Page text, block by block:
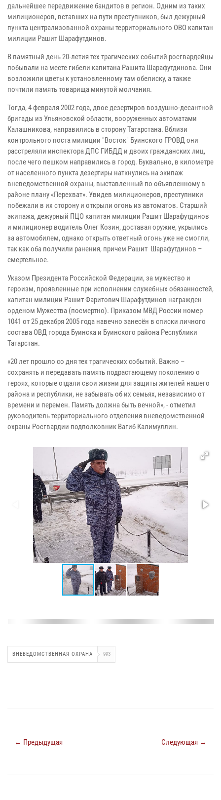
дальнейшее передвижение бандитов в регион. Одним из таких
милиционеров, вставших на пути преступников, был дежурный
пункта централизованной охраны территориального ОВО капитан
милиции Рашит Шарафутдинов.
В памятный день 20-летия тех трагических событий росгвардейцы
побывали на месте гибели капитана Рашита Шарафутдинова. Они
возложили цветы к установленному там обелиску, а также
почтили память товарища минутой молчания.
Тогда, 4 февраля 2002 года, двое дезертиров воздушно-десантной
бригады из Ульяновской области, вооруженных автоматами
Калашникова, направились в сторону Татарстана. Вблизи
контрольного поста милиции "Восток" Буинского ГРОВД они
расстреляли инспектора ДПС ГИБДД и двоих гражданских лиц,
после чего пешком направились в город. Буквально, в километре
от населенного пункта дезертиры наткнулись на экипаж
вневедомственной охраны, выставленный по объявленному в
районе плану «Перехват». Увидев милиционеров, преступники
побежали в их сторону и открыли огонь из автоматов. Старший
экипажа, дежурный ПЦО капитан милиции Рашит Шарафутдинов
и милиционер водитель Олег Козин, доставая оружие, укрылись
за автомобилем, однако открыть ответный огонь уже не смогли,
так как оба получили ранения, причем Рашит Шарафутдинов –
смертельное.
Указом Президента Российской Федерации, за мужество и
героизм, проявленные при исполнении служебных обязанностей,
капитан милиции Рашит Фаритович Шарафутдинов награжден
орденом Мужества (посмертно). Приказом МВД России номер
1041 от 25 декабря 2005 года навечно занесён в списки личного
состава ОВД города Буинска и Буинского района Республики
Татарстан.
«20 лет прошло со дня тех трагических событий. Важно –
сохранять и передавать память подрастающему поколению о
героях, которые отдали свои жизни для защиты жителей нашего
района и республики, не забывать об их семьях, независимо от
времени и перемен. Память должна быть вечной», - отметил
руководитель территориального отделения вневедомственной
охраны Росгвардии подполковник Вагиб Калимуллин.
ВНЕВЕДОМСТВЕННАЯ ОХРАНА 993
← Предыдущая Следующая →